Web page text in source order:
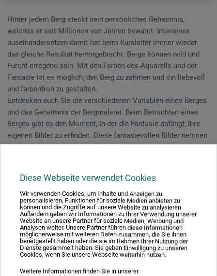
Diese Webseite verwendet Cookies
Wir verwenden Cookies, um Inhalte und Anzeigen zu
personalisieren, Funktionen für soziale Medien anbieten zu
können und die Zugriffe auf unsere Website zu analysieren.
Außerdem geben wir Informationen zu Ihrer Verwendung unserer
Website an unsere Partner für soziale Medien, Werbung und
Analysen weiter. Unsere Partner führen diese Informationen
möglicherweise mit weiteren Daten zusammen, die Sie ihnen
bereitgestellt haben oder die sie im Rahmen Ihrer Nutzung der
Dienste gesammelt haben. Sie geben Einwilligung zu unseren
Cookies, wenn Sie unsere Webseite weiterhin nutzen.
Weitere Informationen finden Sie in unserer
Hinter jedem Berg steckt sein persönliches Geheimnis,
welches er seit Millionen von Jahren bewahrt. Intensives
auseinandersetzen damit hat beim Kursleiter immer wieder
das gleiche Resultat hervorgebracht: Berge können wild und
Furcht erregend sein. Mit den Farben des Aquarells und der
Fantasie ist es möglich, den Berg zu zähmen und ihn liebevoll
und farbenfroh zu gestalten.
Entdecken auch Sie die verschiedenen Variablen eines Berges
und das Geheimnis der Bergmalerei. Beim Betrachten eines
Berges gibt es den Moment, in der die Fantasie anfängt, ihre
eigenen Bilder zu erfinden. Diese fantasievollen Bilder nehmen
wir und lassen neue Bergwelten entstehen. Die Farben werden
Erfahrung im Malen wird vorausgesetzt. Sie erhalten
individuelle Unterstützung.
Münchwilen | 3 Tage 15.02.-17.02.2024
Wilhelm Fikiszist ein leidenschaftlicher und